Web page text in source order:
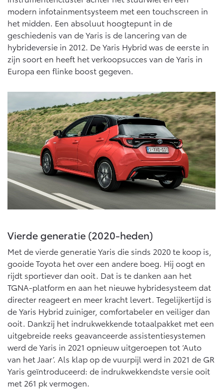
modern infotainmentsysteem met een touchscreen in
het midden. Een absoluut hoogtepunt in de
geschiedenis van de Yaris is de lancering van de
hybrideversie in 2012. De Yaris Hybrid was de eerste in
zijn soort en heeft het verkoopsucces van de Yaris in
Europa een flinke boost gegeven.
Vierde generatie (2020-heden)
Met de vierde generatie Yaris die sinds 2020 te koop is,
gooide Toyota het over een andere boeg. Hij oogt en
rijdt sportiever dan ooit. Dat is te danken aan het
TGNA-platform en aan het nieuwe hybridesysteem dat
directer reageert en meer kracht levert. Tegelijkertijd is
de Yaris Hybrid zuiniger, comfortabeler en veiliger dan
ooit. Dankzij het indrukwekkende totaalpakket met een
uitgebreide reeks geavanceerde assistentiesystemen
werd de Yaris in 2021 opnieuw uitgeroepen tot ‘Auto
van het Jaar’. Als klap op de vuurpijl werd in 2021 de GR
Yaris geïntroduceerd: de indrukwekkendste versie ooit
met 261 pk vermogen.